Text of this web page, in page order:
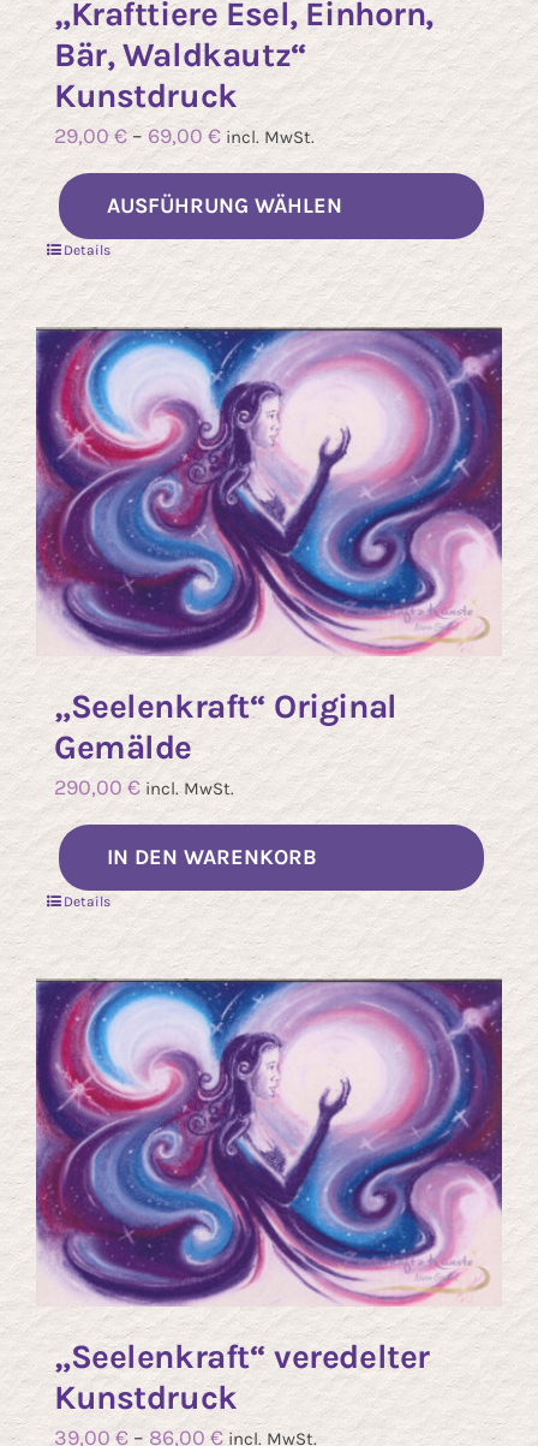
„Krafttiere Esel, Einhorn,
Bär, Waldkautz“
Kunstdruck
29,00€–69,00 € incl. MwSt.
AUSFÜHRUNG WÄHLEN
weist
auf.
Die
auf
Details
„Seelenkraft“ Original
Gemälde
290,00 € incl. MwSt.
IN DEN WARENKORB
Details
„Seelenkraft“ veredelter
Kunstdruck
39,00 € – 86,00 € incl. MwSt.